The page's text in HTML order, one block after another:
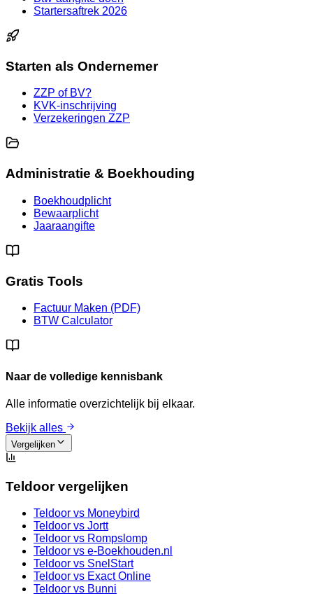
Startersaftrek 2026
Starten als Ondernemer
ZZP of BV?
KVK-inschrijving
Verzekeringen ZZP
Administratie & Boekhouding
Boekhoudplicht
Bewaarplicht
Jaaraangifte
Gratis Tools
Factuur Maken (PDF)
BTW Calculator
Naar de volledige kennisbank
Alle informatie overzichtelijk bij elkaar.
Bekijk alles
Vergelijken
Teldoor vergelijken
Teldoor vs Moneybird
Teldoor vs Jortt
Teldoor vs Rompslomp
Teldoor vs e-Boekhouden.nl
Teldoor vs SnelStart
Teldoor vs Exact Online
Teldoor vs Bunni